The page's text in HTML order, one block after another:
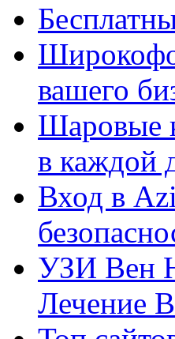
вашего
Шаровые
в каждой
Вход в
УЗИ Вен
Лечение